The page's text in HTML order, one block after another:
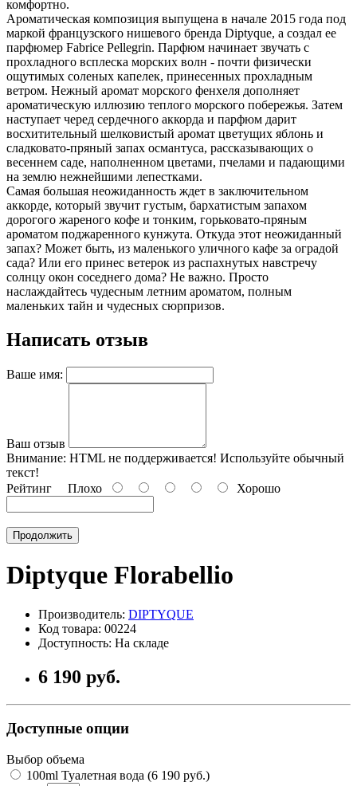
комфортно.
Ароматическая композиция выпущена в начале 2015 года под
маркой французского нишевого бренда Diptyque, а создал ее
парфюмер Fabrice Pellegrin. Парфюм начинает звучать с
прохладного всплеска морских волн - почти физически
ощутимых соленых капелек, принесенных прохладным
ветром. Нежный аромат морского фенхеля дополняет
ароматическую иллюзию теплого морского побережья. Затем
наступает черед сердечного аккорда и парфюм дарит
восхитительный шелковистый аромат цветущих яблонь и
сладковато-пряный запах османтуса, рассказывающих о
весеннем саде, наполненном цветами, пчелами и падающими
на землю нежнейшими лепестками.
Самая большая неожиданность ждет в заключительном
аккорде, который звучит густым, бархатистым запахом
дорогого жареного кофе и тонким, горьковато-пряным
ароматом поджаренного кунжута. Откуда этот неожиданный
запах? Может быть, из маленького уличного кафе за оградой
сада? Или его принес ветерок из распахнутых навстречу
солнцу окон соседнего дома? Не важно. Просто
наслаждайтесь чудесным летним ароматом, полным
маленьких тайн и чудесных сюрпризов.
Написать отзыв
Ваше имя:
Ваш отзыв
Внимание: HTML не поддерживается! Используйте обычный
текст!
Рейтинг Плохо Хорошо
Продолжить
Diptyque Florabellio
Производитель: DIPTYQUE
Код товара: 00224
Доступность: На складе
6 190 руб.
Доступные опции
Выбор объема
100ml Туалетная вода (6 190 руб.)